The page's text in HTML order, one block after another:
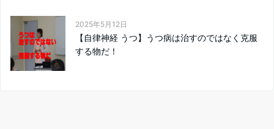
2025年5月12日
【自律神経 うつ】うつ病は治すのではなく克服
する物だ！